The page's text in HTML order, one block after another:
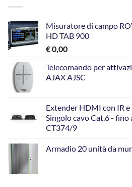
Misuratore di campo
HD TAB 900
€0,00
Telecomando per
AJAX AJSC
Extender HDMI con IR
Singolo cavo Cat.6 - fino
CT374/9
Armadio 20 unità da